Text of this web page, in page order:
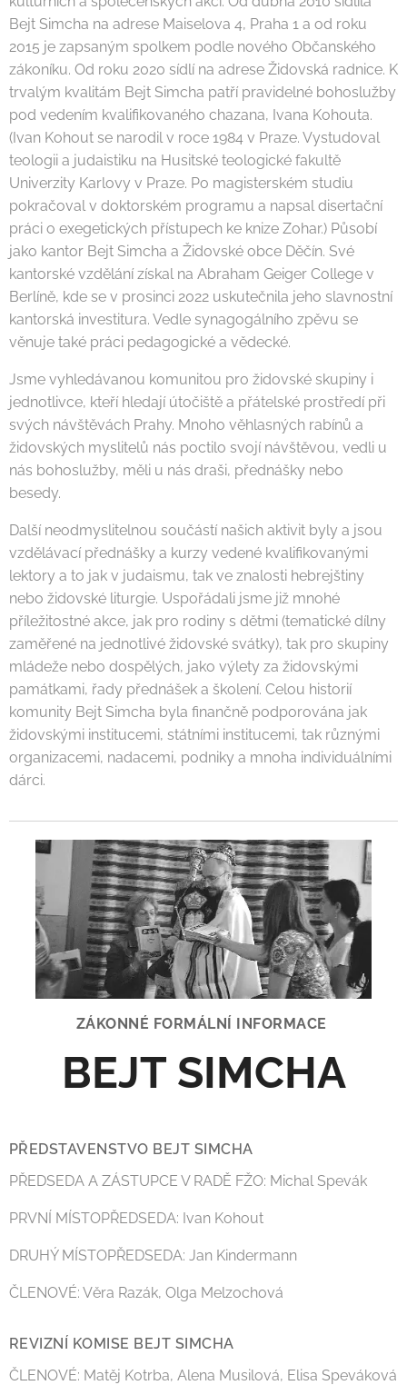
Bejt Simcha na adrese Maiselova 4, Praha 1 a od roku
2015 je zapsaným spolkem podle nového Občanského
zákoníku. Od roku 2020 sídlí na adrese Židovská radnice. K
trvalým kvalitám Bejt Simcha patří pravidelné bohoslužby
pod vedením kvalifikovaného chazana, Ivana Kohouta.
(Ivan Kohout se narodil v roce 1984 v Praze. Vystudoval
teologii a judaistiku na Husitské teologické fakultě
Univerzity Karlovy v Praze. Po magisterském studiu
pokračoval v doktorském programu a napsal disertační
práci o exegetických přístupech ke knize Zohar.) Působí
jako kantor Bejt Simcha a Židovské obce Děčín. Své
kantorské vzdělání získal na Abraham Geiger College v
Berlíně, kde se v prosinci 2022 uskutečnila jeho slavnostní
kantorská investitura. Vedle synagogálního zpěvu se
věnuje také práci pedagogické a vědecké.
Jsme vyhledávanou komunitou pro židovské skupiny i
jednotlivce, kteří hledají útočiště a přátelské prostředí při
svých návštěvách Prahy. Mnoho věhlasných rabínů a
židovských myslitelů nás poctilo svojí návštěvou, vedli u
nás bohoslužby, měli u nás draši, přednášky nebo
besedy.
Další neodmyslitelnou součástí našich aktivit byly a jsou
vzdělávací přednášky a kurzy vedené kvalifikovanými
lektory a to jak v judaismu, tak ve znalosti hebrejštiny
nebo židovské liturgie. Uspořádali jsme již mnohé
příležitostné akce, jak pro rodiny s dětmi (tematické dílny
zaměřené na jednotlivé židovské svátky), tak pro skupiny
mládeže nebo dospělých, jako výlety za židovskými
památkami, řady přednášek a školení. Celou historií
komunity Bejt Simcha byla finančně podporována jak
židovskými institucemi, státními institucemi, tak různými
organizacemi, nadacemi, podniky a mnoha individuálními
dárci.
ZÁKONNÉ FORMÁLNÍ INFORMACE
BEJT SIMCHA
PŘEDSTAVENSTVO BEJT SIMCHA
PŘEDSEDA A ZÁSTUPCE V RADĚ FŽO: Michal Spevák
PRVNÍ MÍSTOPŘEDSEDA: Ivan Kohout
DRUHÝ MÍSTOPŘEDSEDA: Jan Kindermann
ČLENOVÉ: Věra Razák, Olga Melzochová
REVIZNÍ KOMISE BEJT SIMCHA
ČLENOVÉ: Matěj Kotrba, Alena Musilová, Elisa Speváková